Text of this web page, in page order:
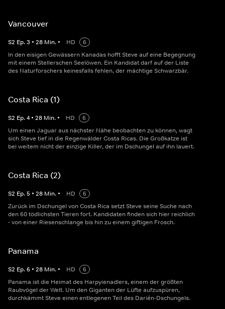
Vancouver
S2 Ep.3 • 28 Min. • HD
6
In den eisigen Gewässern Kanadas hofft Steve auf eine Begegnung
mit einem Stellerschen Seelöwen. Ein Kandidat darf auf der Liste
des Naturforschers keinesfalls fehlen, der mächtige Schwarzbär.
Costa Rica (1)
S2 Ep.4 • 28 Min. • HD
6
Um einen Jaguar aus nächster Nähe beobachten zu können, wagt
sich Steve tief in die Regenwälder Costa Ricas. Die Großkatze ist
bei weitem nicht der einzige Killer, der im Dschungel auf ihn lauert.
Costa Rica (2)
S2 Ep.5 • 28 Min. • HD
6
Zurück im Dschungel von Costa Rica setzt Steve seine Suche nach
den 60 tödlichsten Tieren fort. Kandidaten finden sich hier reichlich
- von einer Riesenschlange bis hin zu einem giftigen Frosch.
Panama
S2 Ep.6 • 28 Min. • HD
6
Panama ist die Heimat des Harpyienadlers, einem der größten
Raubvögel der Welt. Um den Giganten der Lüfte aufzuspüren,
durchkämmt Steve einen entlegenen Teil des Darién-Dschungels.